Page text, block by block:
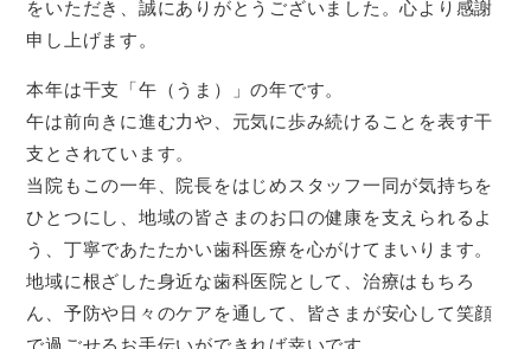
をいただき、誠にありがとうございました。心より感謝
申し上げます。
本年は干支「午（うま）」の年です。
午は前向きに進む力や、元気に歩み続けることを表す干
支とされています。
当院もこの一年、院長をはじめスタッフ一同が気持ちを
ひとつにし、地域の皆さまのお口の健康を支えられるよ
う、丁寧であたたかい歯科医療を心がけてまいります。
地域に根ざした身近な歯科医院として、治療はもちろ
ん、予防や日々のケアを通して、皆さまが安心して笑顔